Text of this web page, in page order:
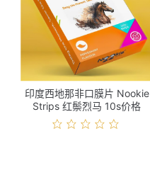
印度西地那非口膜片 Nookie
Strips 红鬃烈马 10s价格